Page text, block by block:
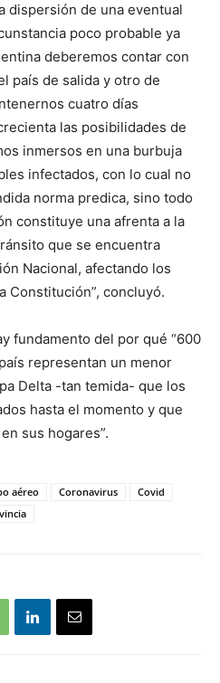
dispersión de una eventual
poco probable ya
deberemos contar con
país de salida y otro de
cuatro días
las posibilidades de
inmersos en una burbuja
infectados, con lo cual no
norma predica, sino todo
constituye una afrenta a la
que se encuentra
Nacional, afectando los
Constitución”, concluyó.
fundamento del por qué “600
representan un menor
Delta -tan temida- que los
hasta el momento y que
sus hogares”.
aéreo Coronavirus
Covid